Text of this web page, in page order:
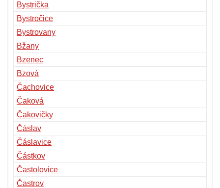
Bystrička
Bystročice
Bystrovany
Bžany
Bzenec
Bzová
Čachovice
Čaková
Čakovičky
Čáslav
Čáslavice
Částkov
Častolovice
Častrov